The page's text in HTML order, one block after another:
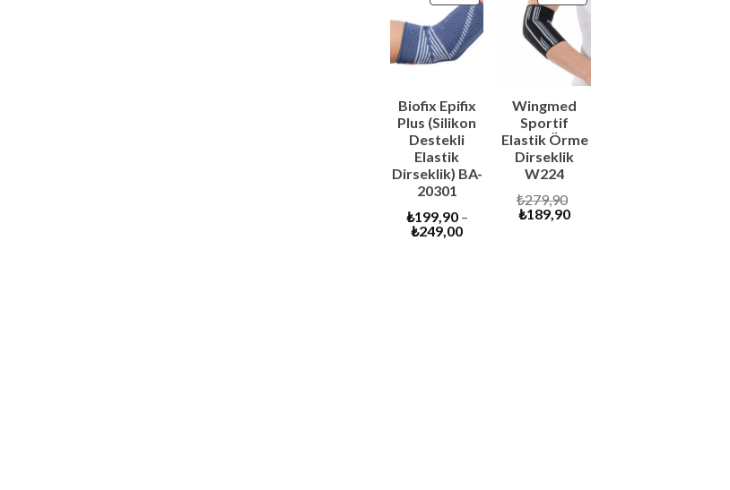
ON
SALE
Biofix Epifix
Plus (Silikon
Destekli
Elastik
Dirseklik) BA-
20301
₺199,90–
₺249,00
ON
SALE
Wingmed
Sportif
Elastik Örme
Dirseklik
W224
₺279,90
₺189,90Current